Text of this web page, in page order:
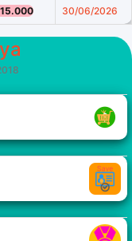
30/06/2026